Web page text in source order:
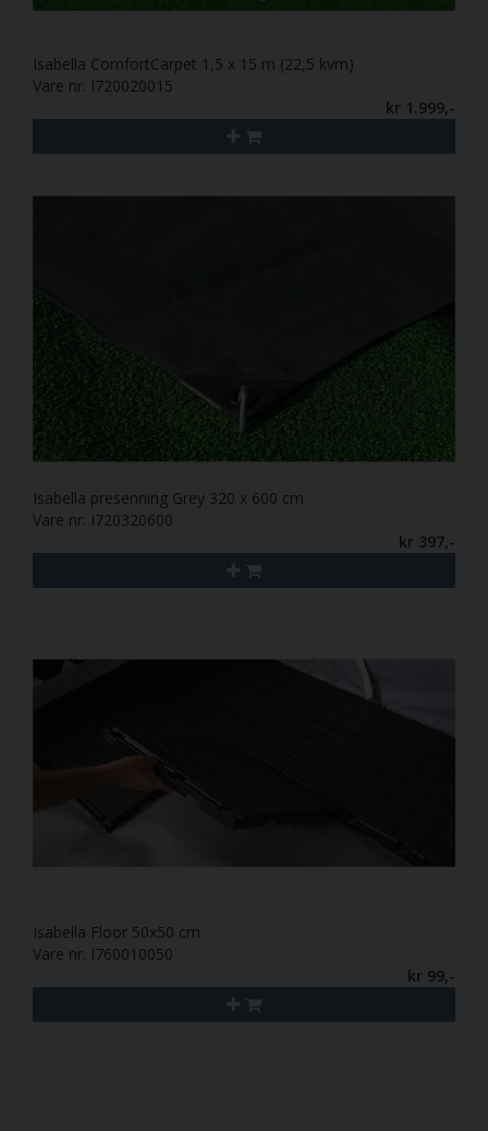
Isabella ComfortCarpet 1,5 x 15 m (22,5 kvm)
Vare nr. I720020015
kr 1.999,-
Isabella presenning Grey 320 x 600 cm
Vare nr. I720320600
kr 397,-
Isabella Floor 50x50 cm
Vare nr. I760010050
kr 99,-